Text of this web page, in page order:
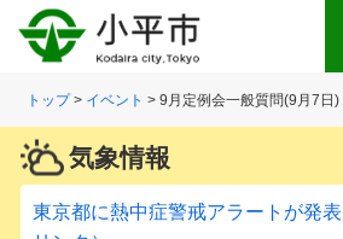
トップ> イベント > 9月定例会一般質問(9月7日)
気象情報
東京都に熱中症警戒アラートが発